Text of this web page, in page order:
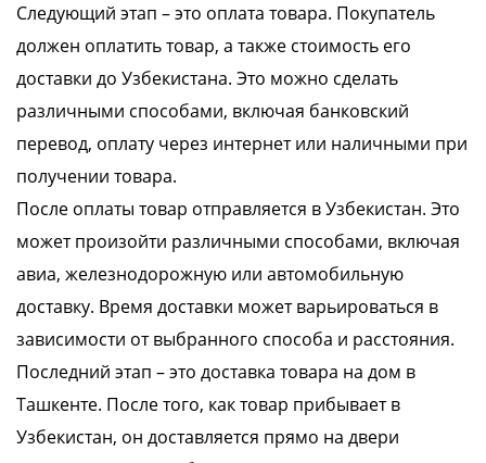
Следующий этап – это оплата товара. Покупатель
должен оплатить товар, а также стоимость его
доставки до Узбекистана. Это можно сделать
различными способами, включая банковский
перевод, оплату через интернет или наличными при
получении товара.
После оплаты товар отправляется в Узбекистан. Это
может произойти различными способами, включая
авиа, железнодорожную или автомобильную
доставку. Время доставки может варьироваться в
зависимости от выбранного способа и расстояния.
Последний этап – это доставка товара на дом в
Ташкенте. После того, как товар прибывает в
Узбекистан, он доставляется прямо на двери